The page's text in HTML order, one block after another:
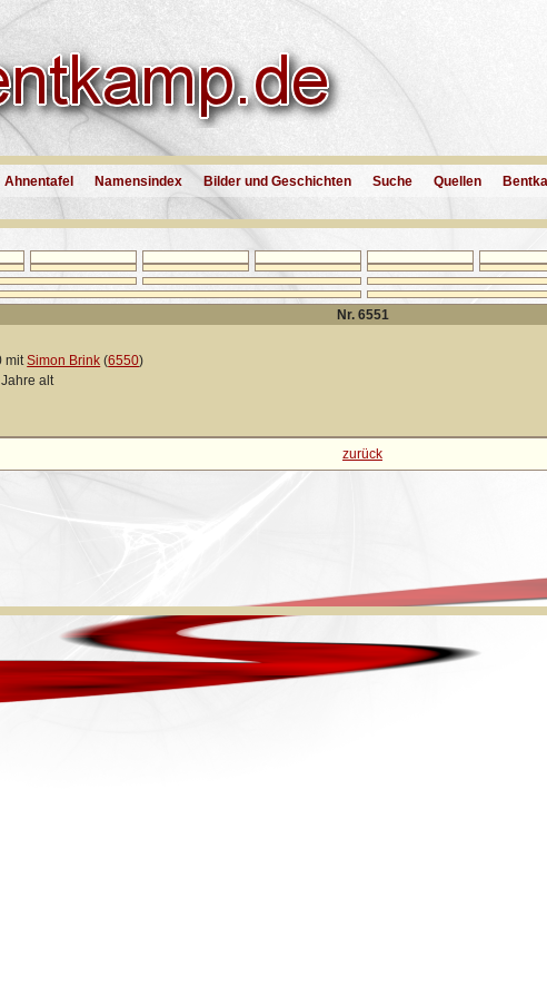
Ahnentafel Namensindex Bilder und Geschichten Suche Quellen
Nr. 6551
mitSimon Brink (6550)
alt
zurück